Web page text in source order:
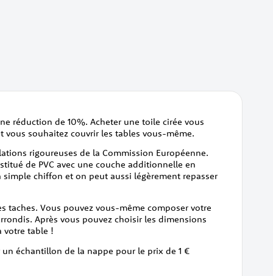
réduction de 10%. Acheter une toile cirée vous
vous souhaitez couvrir les tables vous-même.
rigoureuses de la Commission Européenne.
de PVC avec une couche additionnelle en
chiffon et on peut aussi légèrement repasser
taches. Vous pouvez vous-même composer votre
Après vous pouvez choisir les dimensions
votre table !
échantillon de la nappe pour le prix de 1 €